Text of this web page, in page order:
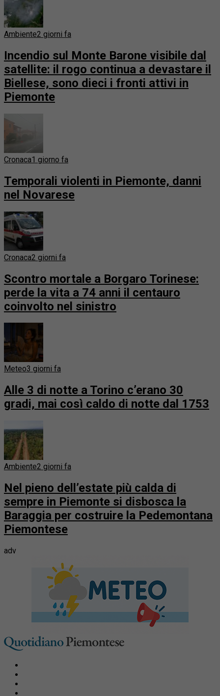
Ambiente2 giorni fa
Incendio sul Monte Barone visibile dal
satellite: il rogo continua a devastare il
Biellese, sono dieci i fronti attivi in
Piemonte
Cronaca1 giorno fa
Temporali violenti in Piemonte, danni
nel Novarese
Cronaca2 giorni fa
Scontro mortale a Borgaro Torinese:
perde la vita a 74 anni il centauro
coinvolto nel sinistro
Meteo3 giorni fa
Alle 3 di notte a Torino c’erano 30
gradi, mai così caldo di notte dal 1753
Ambiente2 giorni fa
Nel pieno dell’estate più calda di
sempre in Piemonte si disbosca la
Baraggia per costruire la Pedemontana
Piemontese
adv